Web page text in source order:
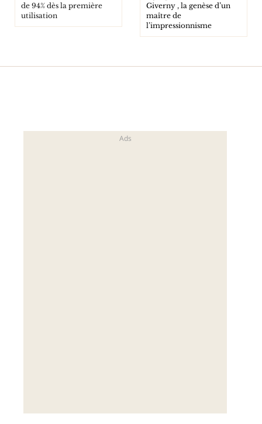
de 94% dès la première
utilisation
Giverny , la genèse d’un
maître de
l’impressionnisme